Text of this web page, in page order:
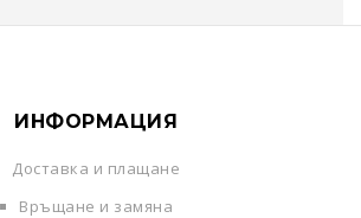
ИНФОРМАЦИЯ
Доставка и плащане
Връщане и замяна